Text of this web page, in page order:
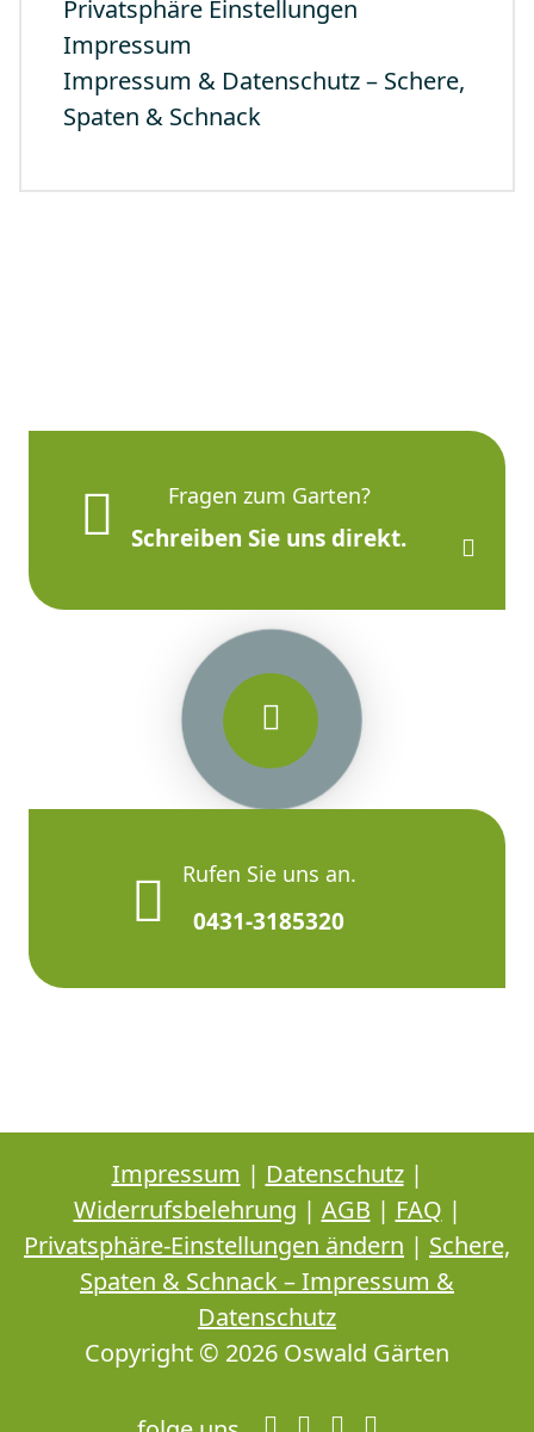
Privatsphäre Einstellungen
Impressum
Impressum & Datenschutz – Schere,
Spaten & Schnack
Fragen zum Garten?
Schreiben Sie uns direkt.
Rufen Sie uns an.
0431-3185320
Impressum | Datenschutz|
Widerrufsbelehrung | AGB | FAQ |
Privatsphäre-Einstellungen ändern | Schere,
Spaten & Schnack – Impressum &
Datenschutz
Copyright © 2026 Oswald Gärten